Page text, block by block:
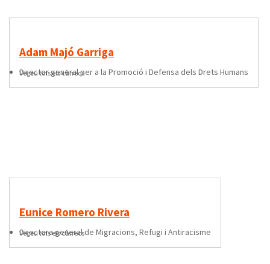
Adam Majó Garriga
director general per a la Promoció i Defensa dels Drets Humans
Vegeu tots els càrrecs
Eunice Romero Rivera
directora general de Migracions, Refugi i Antiracisme
Vegeu tots els càrrecs